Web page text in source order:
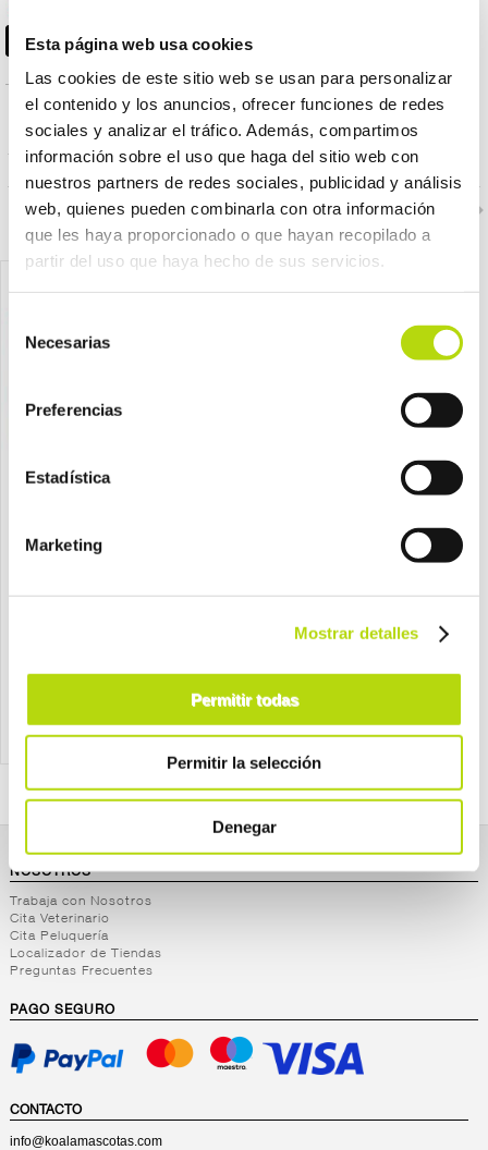
Esta página web usa cookies
Las cookies de este sitio web se usan para personalizar
el contenido y los anuncios, ofrecer funciones de redes
sociales y analizar el tráfico. Además, compartimos
información sobre el uso que haga del sitio web con
nuestros partners de redes sociales, publicidad y análisis
web, quienes pueden combinarla con otra información
que les haya proporcionado o que hayan recopilado a
partir del uso que haya hecho de sus servicios.
Necesarias
Preferencias
Estadística
Marketing
Mostrar detalles
Permitir todas
Permitir la selección
Denegar
PRODUCTOS RELACIONADOS
Vitakraft
vitakraft gato adulto poesie
1,25 €
NOSOTROS
Trabaja con Nosotros
Cita Veterinario
Cita Peluquería
Localizador de Tiendas
Preguntas Frecuentes
PAGO SEGURO
CONTACTO
info@koalamascotas.com